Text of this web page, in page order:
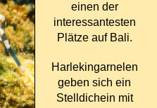
einen der
interessantesten
Pl ätze auf Bali.
Harlekingarnelen
geben sich ein
Stelldichein mit